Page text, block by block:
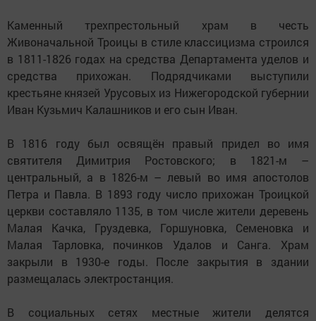
Каменный трехпрестольный храм в честь
Живоначальной Троицы в стиле классицизма строился
в 1811-1826 годах на средства Департамента уделов и
средства прихожан. Подрядчиками выступили
крестьяне князей Урусовых из Нижегородской губернии
Иван Кузьмич Калашников и его сын Иван.
В 1816 году был освящён правый придел во имя
святителя Димитрия Ростовского; в 1821-м –
центральный, а в 1826-м – левый во имя апостолов
Петра и Павла. В 1893 году число прихожан Троицкой
церкви составляло 1135, в том числе жители деревень
Малая Качка, Груздевка, Горшуновка, Семеновка и
Малая Тарловка, починков Удалов и Санга. Храм
закрыли в 1930-е годы. После закрытия в здании
размещалась электростанция.
В социальных сетях местные жители делятся